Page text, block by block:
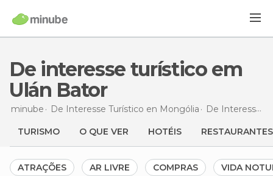
De interesse turístico em
Ulán Bator
minube De Interesse Turístico en Mongólia De Interesse Turístico en
TURISMO O QUE VER HOTÉIS RESTAURANTES
ATRAÇÕES AR LIVRE COMPRAS VIDA